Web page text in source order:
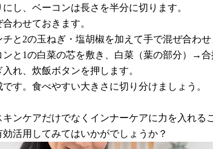
し、ベーコンは長さを半分に切ります。
わせておきます。
と2の玉ねぎ・塩胡椒を加えて手で混ぜ合わせ
ンと1の白菜の芯を敷き、白菜（葉の部分）→
れ、炊飯ボタンを押します。
す。食べやすい大きさに切り分けましょう。
キンケアだけでなくインナーケアに力を入れ
活用してみてはいかがでしょうか？